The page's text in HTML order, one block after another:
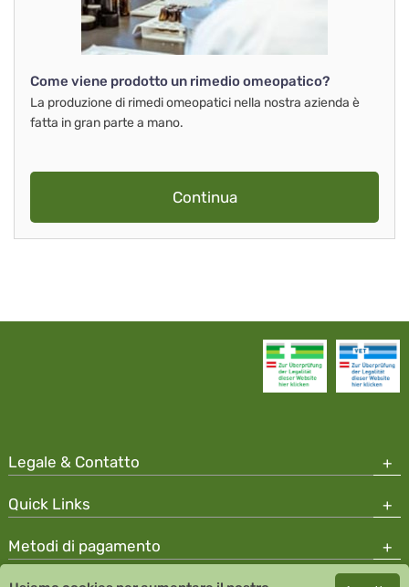
Come viene prodotto un rimedio omeopatico?
La produzione di rimedi omeopatici nella nostra azienda è
fatta in gran parte a mano.
Continua
Legale & Contatto
Quick Links
Metodi di pagamento